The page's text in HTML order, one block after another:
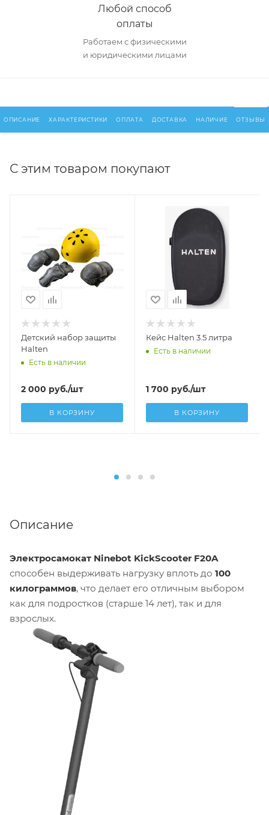
Любой способ
оплаты
Работаем с физическими
и юридическими лицами
ОПИСАНИЕ ХАРАКТЕРИСТИКИ ОПЛАТА ДОСТАВКА НАЛИЧИЕ ОТЗЫВЫ
С этим товаром покупают
Детский набор защиты
Halten
Есть в наличии
2 000 руб./шт
В КОРЗИНУ
Кейс Halten 3.5 литра
Есть в наличии
1 700 руб./шт
В КОРЗИНУ
Описание
Электросамокат Ninebot KickScooter F20A
способен выдерживать нагрузку вплоть до 100
килограммов, что делает его отличным выбором
как для подростков (старше 14 лет), так и для
взрослых.